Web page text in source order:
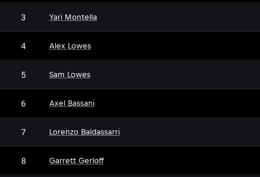
3 Yari Montella
4 Alex Lowes
5 Sam Lowes
6 Axel Bassani
7 Lorenzo Baldassarri
8 Garrett Gerloff